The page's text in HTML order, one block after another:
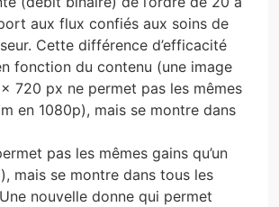
aux flux confiés aux soins de
Cette différence d’efficacité
fonction du contenu (une image
720 px ne permet pas les mêmes
en 1080p), mais se montre dans
pas les mêmes gains qu’un
mais se montre dans tous les
nouvelle donne qui permet